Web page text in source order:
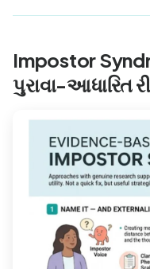
Impostor
પુરાવા-આધારિત